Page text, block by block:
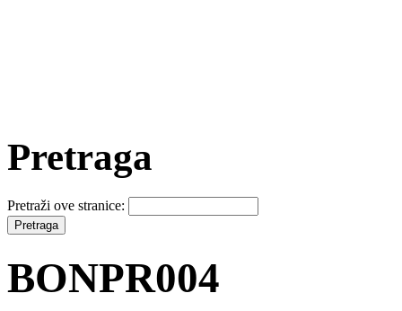
Pretraga
Pretraži ove stranice:
BONPR004